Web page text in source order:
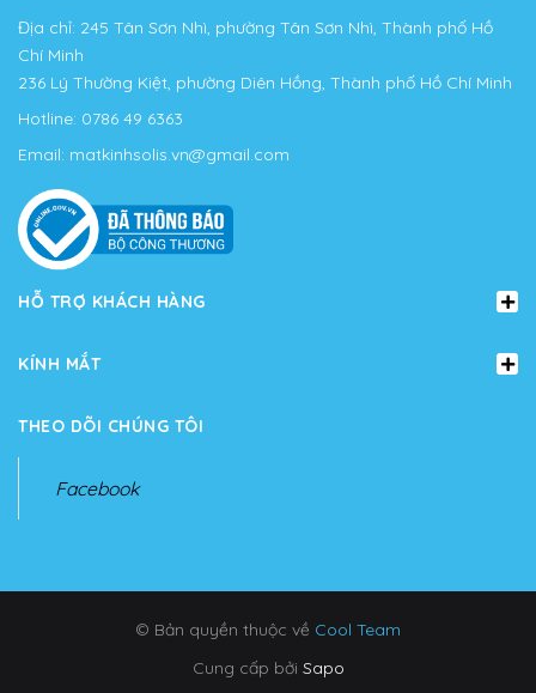
Địa chỉ: 245 Tân Sơn Nhì, phường Tân Sơn Nhì, Thành phố Hồ
Chí Minh
236 Lý Thường Kiệt, phường Diên Hồng, Thành phố Hồ Chí Minh
Hotline: 0786 49 6363
Email: matkinhsolis.vn@gmail.com
HỖ TRỢ KHÁCH HÀNG
KÍNH MẮT
THEO DÕI CHÚNG TÔI
Facebook
© Bản quyền thuộc về Cool Team
Cung cấp bởi Sapo